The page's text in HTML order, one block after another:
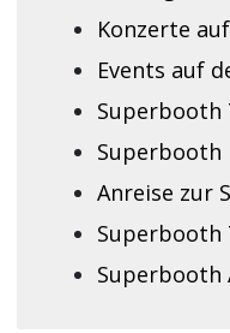
Konzerte
Events auf
Superbooth
Superbooth
Anreise zur
Superbooth
Superbooth